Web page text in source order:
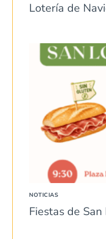
Lotería de
NOTICIAS
Fiestas de